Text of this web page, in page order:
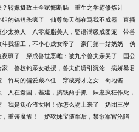
？转嫁摄政王全家悔断肠
重生之学霸修炼计
的锦鲤杀疯了 仙尊每天都在骂我不成器
直播
太撩人 八零凝脂美人，婴语满级成团宠
带兽
斗我招工，不小心成女帝了 豪门第一姑奶奶
伪
班了 穿成兽世恶雌：被九个兽夫亲哭了
国公
家 兽校钓系女教授，兽夫们诱引沉沦
病娇暴君
竹马的偏爱藏不住 穿成秀才之女
蜀地酱
人在秦国，基建，搞钱两手抓
妹崽疯狂作死，
我是负心渣女啊！你怎么吻上来了
奶团三岁
重铸魔族！
娇软妹宝随军后，禁欲军官沦陷